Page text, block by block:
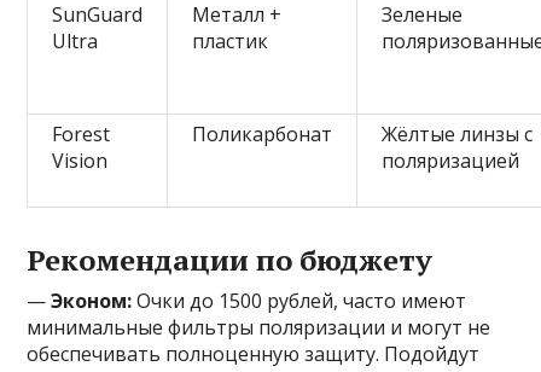
SunGuard
Ultra
Металл +
пластик
Зеленые
Forest
Vision
Поликарбонат
Жёлтые линзы с
поляризацией
Рекомендации по бюджету
—Эконом:Очки до 1500 рублей, часто имеют
минимальные фильтры поляризации и могут не
обеспечивать полноценную защиту. Подойдут